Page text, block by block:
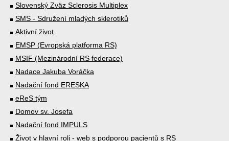
Slovenský Zväz Sclerosis Multiplex
SMS - Sdružení mladých sklerotiků
Aktivní život
EMSP (Evropská platforma RS)
MSIF (Mezinárodní RS federace)
Nadace Jakuba Voráčka
Nadační fond ERESKA
eReS tým
Domov sv. Josefa
Nadační fond IMPULS
Život v hlavní roli - web s podporou pacientů s RS